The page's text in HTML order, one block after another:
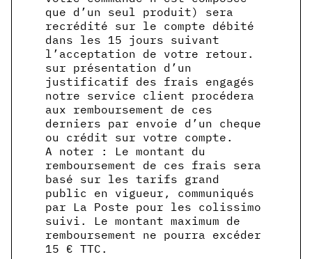
que d’un seul produit) sera
recrédité sur le compte débité
dans les 15 jours suivant
l’acceptation de votre retour.
sur présentation d’un
justificatif des frais engagés
notre service client procédera
aux remboursement de ces
derniers par envoie d’un cheque
ou crédit sur votre compte.
A noter : Le montant du
remboursement de ces frais sera
basé sur les tarifs grand
public en vigueur, communiqués
par La Poste pour les colissimo
suivi. Le montant maximum de
remboursement ne pourra excéder
15 € TTC.